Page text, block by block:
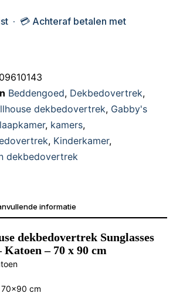
· 💳 Achteraf betalen met
Beddengoed, Dekbedovertrek,
dekbedovertrek, Gabby's
, kamers,
, Kinderkamer,
dekbedovertrek
informatie
dekbedovertrek Sunglasses
Katoen – 70 x 90 cm
cm